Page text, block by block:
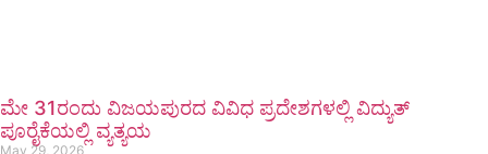
ಮೇ 31ರಂದು ವಿಜಯಪುರದ ವಿವಿಧ ಪ್ರದೇಶಗಳಲ್ಲಿ ವಿದ್ಯುತ್
ಪೂರೈಕೆಯಲ್ಲಿ ವ್ಯತ್ಯಯ
May 29, 2026